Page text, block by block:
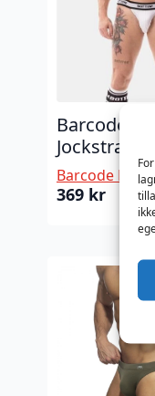
Barcode
Jockstrap
Barcode
369 kr